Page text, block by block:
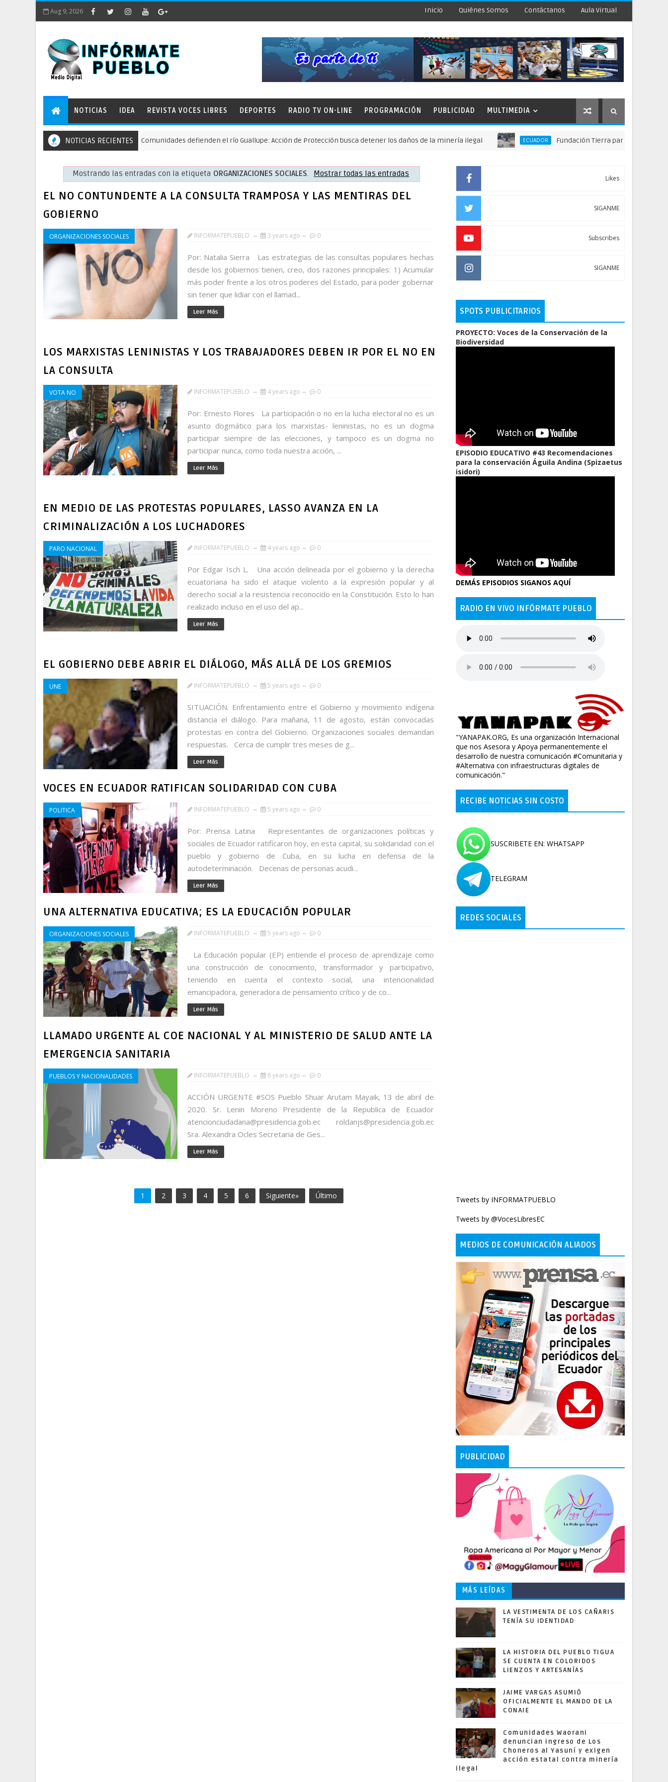
Aug 9, 2026 Inicio Quiénes Somos Contáctanos Aula Virtual
NOTICIAS IDEA REVISTA VOCES LIBRES DEPORTES RADIO TV ON-LINE PROGRAMACIÓN PUBLICIDAD MULTIMEDIA
NOTICIAS RECIENTES
ACCIÓN DE PROTECCIÓN Comunidades defienden el río Guallupe: Acción de Protección busca detener los daños de la minería ilegal ECUADOR Fundación Tierra para Todos Suiza -
Mostrando las entradas con la etiqueta ORGANIZACIONES SOCIALES. Mostrar todas las entradas
EL NO CONTUNDENTE A LA CONSULTA TRAMPOSA Y LAS MENTIRAS DEL
GOBIERNO
ORGANIZACIONES SOCIALES INFORMATEPUEBLO 3 years ago 0
Por: Natalia Sierra Las estrategias de las consultas populares hechas
desde los gobiernos tienen, creo, dos razones principales: 1) Acumular
más poder frente a los otros poderes del Estado, para poder gobernar
sin tener que lidiar con el llamad...
Leer Más
LOS MARXISTAS LENINISTAS Y LOS TRABAJADORES DEBEN IR POR EL NO EN
LA CONSULTA
VOTA NO INFORMATEPUEBLO 4 years ago 0
Por: Ernesto Flores La participación o no en la lucha electoral no es un
asunto dogmático para los marxistas- leninistas, no es un dogma
participar siempre de las elecciones, y tampoco es un dogma no
participar nunca, como toda nuestra acción, ...
Leer Más
EN MEDIO DE LAS PROTESTAS POPULARES, LASSO AVANZA EN LA
CRIMINALIZACIÓN A LOS LUCHADORES
PARO NACIONAL INFORMATEPUEBLO 4 years ago 0
Por Edgar Isch L. Una acción delineada por el gobierno y la derecha
ecuatoriana ha sido el ataque violento a la expresión popular y al
derecho social a la resistencia reconocido en la Constitución. Esto lo han
realizado incluso en el uso del ap...
Leer Más
EL GOBIERNO DEBE ABRIR EL DIÁLOGO, MÁS ALLÁ DE LOS GREMIOS
UNE INFORMATEPUEBLO 5 years ago 0
SITUACIÓN. Enfrentamiento entre el Gobierno y movimiento indígena
distancia el diálogo. Para mañana, 11 de agosto, están convocadas
protestas en contra del Gobierno. Organizaciones sociales demandan
respuestas. Cerca de cumplir tres meses de g...
Leer Más
VOCES EN ECUADOR RATIFICAN SOLIDARIDAD CON CUBA
POLITICA INFORMATEPUEBLO 5 years ago 0
Por: Prensa Latina Representantes de organizaciones políticas y
sociales de Ecuador ratificaron hoy, en esta capital, su solidaridad con el
pueblo y gobierno de Cuba, en su lucha en defensa de la
autodeterminación. Decenas de personas acudi...
Leer Más
UNA ALTERNATIVA EDUCATIVA; ES LA EDUCACIÓN POPULAR
ORGANIZACIONES SOCIALES INFORMATEPUEBLO 5 years ago 0
La Educación popular (EP) entiende el proceso de aprendizaje como
una construcción de conocimiento, transformador y participativo,
teniendo en cuenta el contexto social, una intencionalidad
emancipadora, generadora de pensamiento crítico y de co...
Leer Más
LLAMADO URGENTE AL COE NACIONAL Y AL MINISTERIO DE SALUD ANTE LA
EMERGENCIA SANITARIA
PUEBLOS Y NACIONALIDADES INFORMATEPUEBLO 6 years ago 0
ACCIÓN URGENTE #SOS Pueblo Shuar Arutam Mayaik, 13 de abril de
2020. Sr. Lenin Moreno Presidente de la Republica de Ecuador
atencionciudadana@presidencia.gob.ec roldanjs@presidencia.gob.ec
Sra. Alexandra Ocles Secretaria de Ges...
Leer Más
1 2 3 4 5 6 Siguiente» Último
Likes
SIGANME
Subscribes
SIGANME
SPOTS PUBLICITARIOS
PROYECTO: Voces de la Conservación de la
Biodiversidad
EPISODIO EDUCATIVO #43 Recomendaciones
para la conservación Águila Andina (Spizaetus
isidori)
DEMÁS EPISODIOS SIGANOS AQUÍ
RADIO EN VIVO INFÓRMATE PUEBLO
"YANAPAK.ORG, Es una organización Internacional
que nos Asesora y Apoya permanentemente el
desarrollo de nuestra comunicación #Comunitaria y
#Alternativa con infraestructuras digitales de
comunicación."
RECIBE NOTICIAS SIN COSTO
SUSCRIBETE EN: WHATSAPP
TELEGRAM
REDES SOCIALES
Tweets by INFORMATPUEBLO
Tweets by @VocesLibresEC
MEDIOS DE COMUNICACIÓN ALIADOS
PUBLICIDAD
MÁS LEÍDAS
LA VESTIMENTA DE LOS CAÑARIS
TENÍA SU IDENTIDAD
LA HISTORIA DEL PUEBLO TIGUA
SE CUENTA EN COLORIDOS
LIENZOS Y ARTESANÍAS
JAIME VARGAS ASUMIÓ
OFICIALMENTE EL MANDO DE LA
CONAIE
Comunidades Waorani
denuncian ingreso de Los
Choneros al Yasuní y exigen
acción estatal contra minería
ilegal